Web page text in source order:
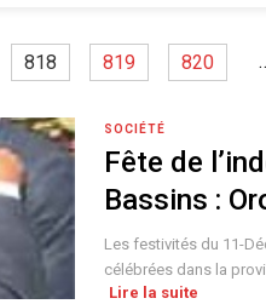
818 819 820
SOCIÉTÉ
Fête de
Bassins :
Les festivités du 11-
célébrées dans la
Lire la suite